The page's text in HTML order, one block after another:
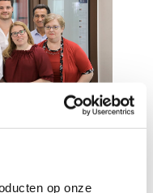
op onze